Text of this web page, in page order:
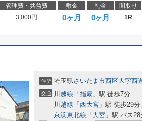
管理費・共益費 敷金 礼金 間取り
3,000円 0ヶ月 0ヶ月 1R
住所 埼玉県さいたま市西区大字西
交通 川越線 「 指扇 」駅 徒歩7分
川越線 「 西大宮 」駅 徒歩29分
京浜東北線 「 大宮 」駅 バス